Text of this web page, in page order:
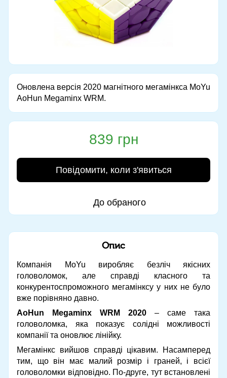
Оновлена ​​версія 2020 магнітного мегамінкса MoYu
AoHun Megaminx WRM.
839 грн
Повідомити, коли з'явиться
До обраного
Опис
Компанія MoYu виробляє безліч якісних
головоломок, але справді класного та
конкурентоспроможного мегамінксу у них не було
вже порівняно давно.
AoHun Megaminx WRM 2020 – саме така
головоломка, яка показує солідні можливості
компанії та оновлює лінійку.
Мегамінкс вийшов справді цікавим. Насамперед
тим, що він має малий розмір і граней, і всієї
головоломки відповідно. По-друге, тут встановлені